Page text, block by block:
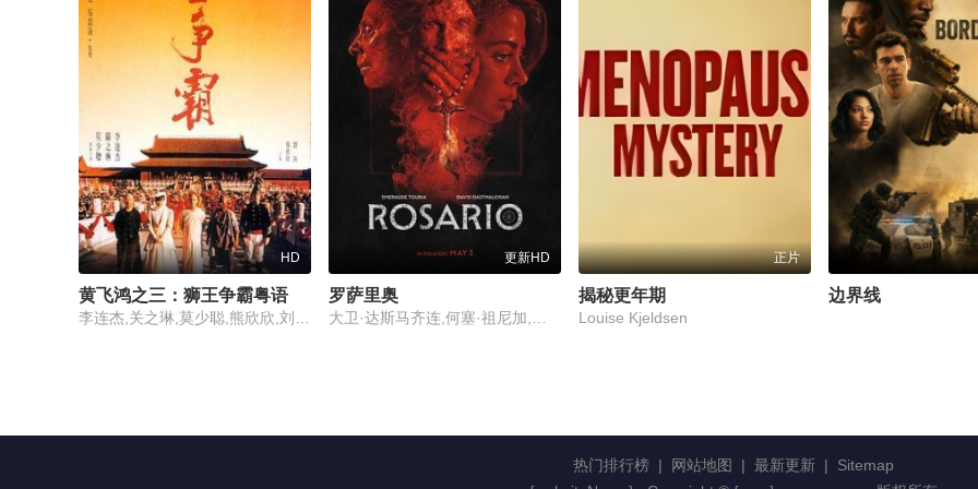
HD
黄飞鸿之三：狮王争霸粤语
更新HD
罗萨里奥
正片
揭秘更年期
Louise Kjeldsen
边界线
热门排行榜 | 网站地图 | 最新更新 |
Sitemap